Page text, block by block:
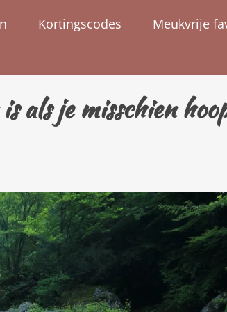
Kortingscodes Meukvrije
als je misschien